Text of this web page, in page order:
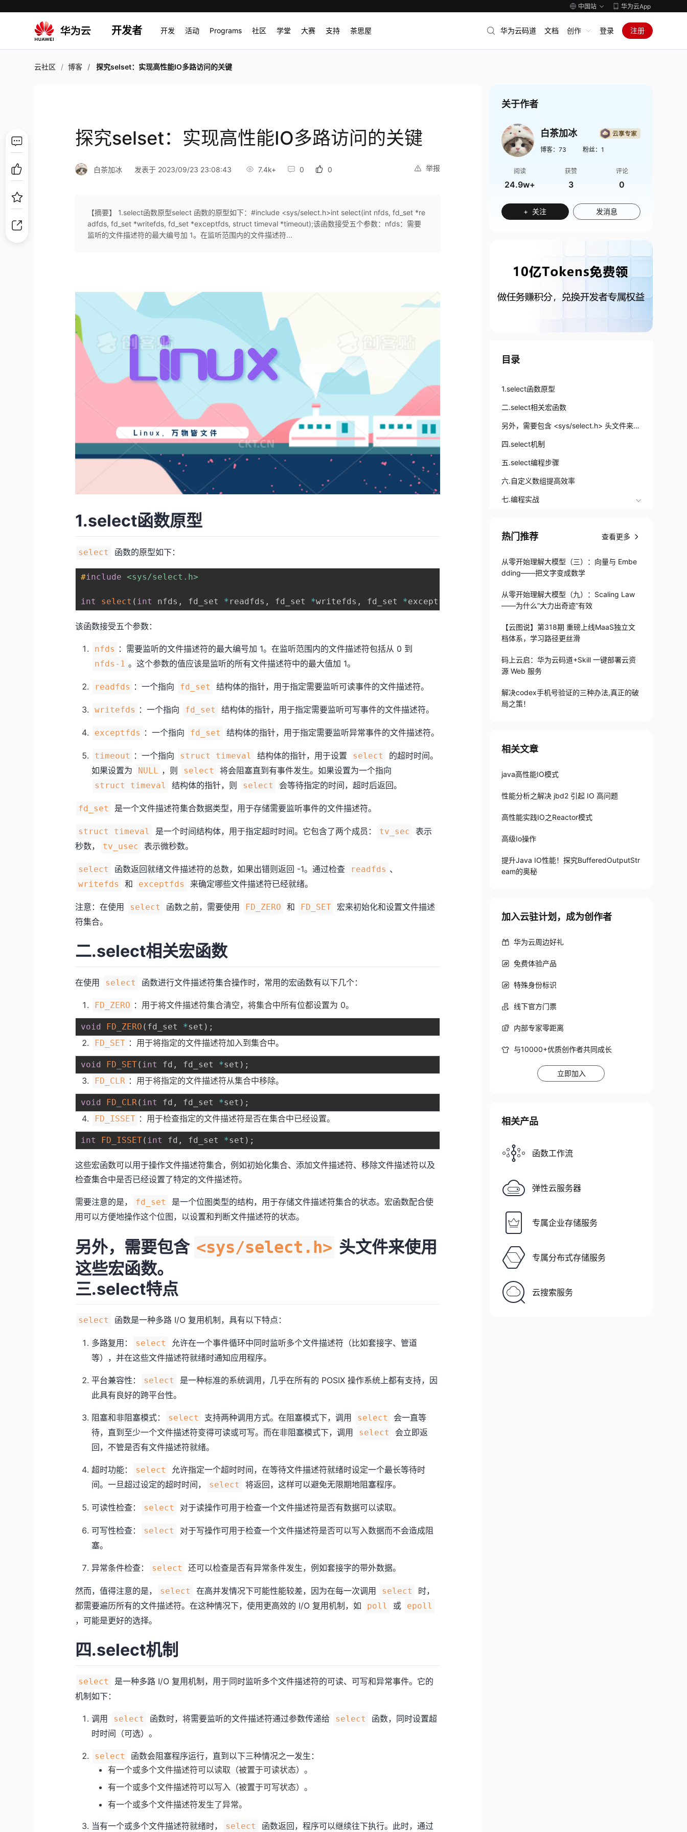
中国站 华为云App
开发者 开发 活动 Programs 社区 学堂 大赛 支持 茶思屋 华为云码道 文档 创作 登录 注册
云社区 博客 探究selset：实现高性能IO多路访问的关键
探究selset：实现高性能IO多路访问的关键
举报
白茶加冰 发表于 2023/09/23 23:08:43 7.4k+ 0 0
【摘要】 1.select函数原型select 函数的原型如下：#include <sys/select.h>int select(int nfds, fd_set *re
adfds, fd_set *writefds, fd_set *exceptfds, struct timeval *timeout);该函数接受五个参数：nfds：需要
监听的文件描述符的最大编号加 1。在监听范围内的文件描述符...
1.select函数原型
select 函数的原型如下：
#include <sys/select.h>
int select ( int nfds , fd_set * readfds , fd_set *writefds , fd_set *exceptfds timeval *timeout);
该函数接受五个参数：
nfds ：需要监听的文件描述符的最大编号加 1。在监听范围内的文件描述符包括从 0 到
nfds-1 。这个参数的值应该是监听的所有文件描述符中的最大值加 1。
readfds ：一个指向 fd_set 结构体的指针，用于指定需要监听可读事件的文件描述符。
writefds ：一个指向 fd_set 结构体的指针，用于指定需要监听可写事件的文件描述符。
exceptfds ：一个指向 fd_set 结构体的指针，用于指定需要监听异常事件的文件描述符。
timeout ：一个指向 struct timeval 结构体的指针，用于设置 select
的超时时间。
如果设置为
NULL ，则 select 将会阻塞直到有事件发生。如果设置为一个指向
struct timeval 结构体的指针，则 select 会等待指定的时间，超时后返回。
fd_set 是一个文件描述符集合数据类型，用于存储需要监听事件的文件描述符。
struct timeval 是一个时间结构体，用于指定超时时间。它包含了两个成员： tv_sec
表示
秒数，
tv_usec 表示微秒数。
select 函数返回就绪文件描述符的总数，如果出错则返回 -1。通过检查 readfds 、
writefds 和 exceptfds 来确定哪些文件描述符已经就绪。
注意：在使用 select 函数之前，需要使用 FD_ZERO 和 FD_SET 宏来初始化和设置文件描述
符集合。
二.select相关宏函数
在使用 select 函数进行文件描述符集合操作时，常用的宏函数有以下几个：
FD_ZERO ：用于将文件描述符集合清空，将集合中所有位都设置为 0。
void FD_ZERO ( fd_set *set ) ;
FD_SET ：用于将指定的文件描述符加入到集合中。
void FD_SET( int fd , fd_set *set ) ;
FD_CLR ：用于将指定的文件描述符从集合中移除。
void FD_CLR ( int fd , fd_set *set ) ;
FD_ISSET ：用于检查指定的文件描述符是否在集合中已经设置。
int FD_ISSET( int fd , fd_set *set ) ;
这些宏函数可以用于操作文件描述符集合，例如初始化集合、添加文件描述符、移除文件描述符以及
检查集合中是否已经设置了特定的文件描述符。
需要注意的是， fd_set
是一个位图类型的结构，用于存储文件描述符集合的状态。宏函数配合使
用可以方便地操作这个位图，以设置和判断文件描述符的状态。
另外，需要包含 <sys/select.h> 头文件来使用
这些宏函数。
三.select特点
select 函数是一种多路 I/O 复用机制，具有以下特点：
多路复用： select
允许在一个事件循环中同时监听多个文件描述符（比如套接字、管道
等），并在这些文件描述符就绪时通知应用程序。
平台兼容性： select
是一种标准的系统调用，几乎在所有的 POSIX 操作系统上都有支持，因
此具有良好的跨平台性。
阻塞和非阻塞模式： select 支持两种调用方式。在阻塞模式下，调用 select
会一直等
待，直到至少一个文件描述符变得可读或可写。而在非阻塞模式下，调用
select
会立即返
回，不管是否有文件描述符就绪。
超时功能： select
允许指定一个超时时间，在等待文件描述符就绪时设定一个最长等待时
间。一旦超过设定的超时时间，
select 将返回，这样可以避免无限期地阻塞程序。
可读性检查： select 对于读操作可用于检查一个文件描述符是否有数据可以读取。
可写性检查： select
对于写操作可用于检查一个文件描述符是否可以写入数据而不会造成阻
塞。
异常条件检查： select 还可以检查是否有异常条件发生，例如套接字的带外数据。
然而，值得注意的是， select 在高并发情况下可能性能较差，因为在每一次调用 select
时，
都需要遍历所有的文件描述符。在这种情况下，使用更高效的 I/O 复用机制，如
poll 或 epoll
，可能是更好的选择。
四.select机制
select
是一种多路 I/O 复用机制，用于同时监听多个文件描述符的可读、可写和异常事件。它的
机制如下：
调用 select 函数时，将需要监听的文件描述符通过参数传递给 select
函数，同时设置超
时时间（可选）。
select
函数会阻塞程序运行，直到以下三种情况之一发生：
有一个或多个文件描述符可以读取（被置于可读状态）。
有一个或多个文件描述符可以写入（被置于可写状态）。
有一个或多个文件描述符发生了异常。
当有一个或多个文件描述符就绪时， select 函数返回，程序可以继续往下执行。此时，通过
关于作者
白茶加冰
博客： 73 粉丝： 1
阅读
24.9w+
获赞
3
评论
0
+ 关注 发消息
目录
1.select函数原型
二.select相关宏函数
另外，需要包含 <sys/select.h> 头文件来使
用这些宏函数。 三.select特点
四.select机制
五.select编程步骤
六.自定义数组提高效率
七.编程实战
热门推荐 查看更多
从零开始理解大模型（三）：向量与 Embe
dding——把文字变成数学
从零开始理解大模型（九）：Scaling Law
——为什么”大力出奇迹”有效
【云图说】第318期 重磅上线MaaS独立文
档体系，学习路径更丝滑
码上云启：华为云码道+Skill 一键部署云资
源 Web 服务
解决codex手机号验证的三种办法,真正的破
局之策！
相关文章
java高性能IO模式
性能分析之解决 jbd2 引起 IO 高问题
高性能实践IO之Reactor模式
高级Io操作
提升Java IO性能！探究BufferedOutputStr
eam的奥秘
加入云驻计划，成为创作者
华为云周边好礼
免费体验产品
特殊身份标识
线下官方门票
内部专家零距离
与10000+优质创作者共同成长
立即加入
相关产品
函数工作流
弹性云服务器
专属企业存储服务
专属分布式存储服务
云搜索服务